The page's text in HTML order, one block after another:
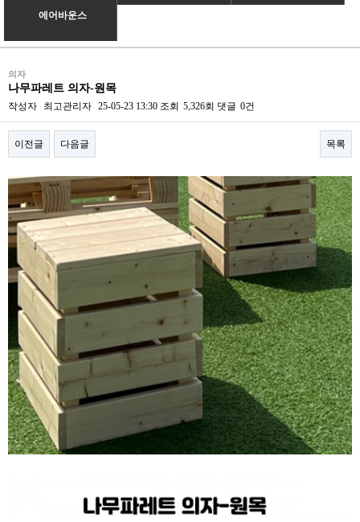
에어바운스
의자
나무파레트 의자-원목
작성자 최고관리자 25-05-23 13:30 조회 5,326회 댓글 0건
이전글 다음글 목록
본문